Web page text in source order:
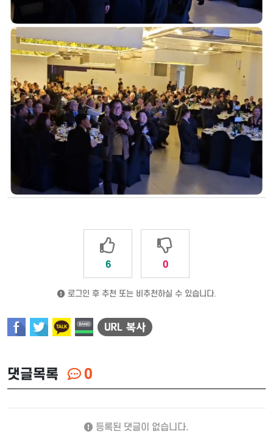
6 0
로그인 후 추천 또는 비추천하실 수 있습니다.
댓글목록 0
등록된 댓글이 없습니다.